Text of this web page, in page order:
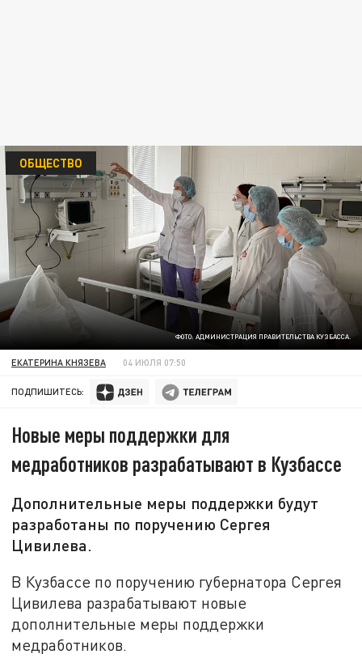
ФОТО: АДМИНИСТРАЦИЯ ПРАВИТЕЛЬСТВА КУЗБАССА.
ОБЩЕСТВО
ЕКАТЕРИНА КНЯЗЕВА 04 ИЮЛЯ 07:50
ПОДПИШИТЕСЬ:
Новые меры поддержки для
медработников разрабатывают в Кузбассе
Дополнительные меры поддержки будут
разработаны по поручению Сергея
Цивилева.
В Кузбассе по поручению губернатора Сергея
Цивилева разрабатывают новые
дополнительные меры поддержки
медработников.